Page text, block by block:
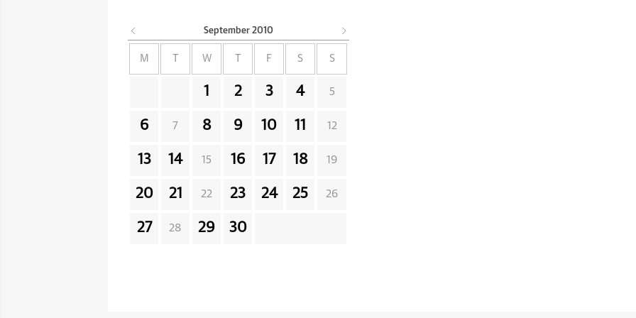
September 2010
M W F S S
1 2 3 4 5
6 7 8 9 10 11 12
13 14 15 16 17 18 19
20 21 22 23 24 25 26
27 28 29 30